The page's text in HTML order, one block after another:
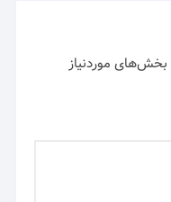
بخش‌های موردنیاز